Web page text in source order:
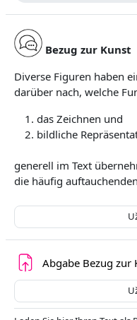
Bezug zur Kunst
Diverse Figuren haben
darüber nach, welche
das Zeichnen und
bildliche
generell im Text
die häufig
Abgabe Bezug zur